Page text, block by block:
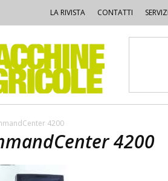
LA RIVISTA CONTATTI SERVIZI
4200
4200